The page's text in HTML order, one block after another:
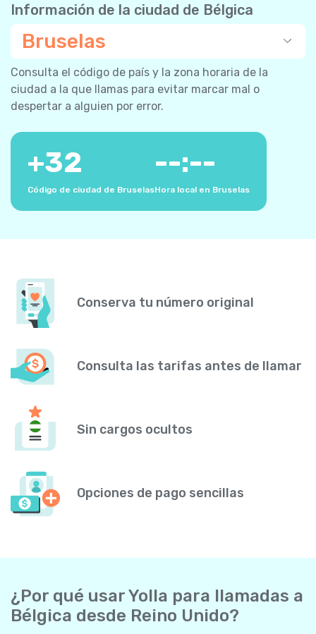
Información de la ciudad de Bélgica
Bruselas
Consulta el código de país y la zona horaria de la
ciudad a la que llamas para evitar marcar mal o
despertar a alguien por error.
+32
Código de ciudad de Bruselas
--:--
Hora local en Bruselas
Conserva tu número original
Consulta las tarifas antes de llamar
Sin cargos ocultos
Opciones de pago sencillas
¿Por qué usar Yolla para llamadas a
Bélgica desde Reino Unido?